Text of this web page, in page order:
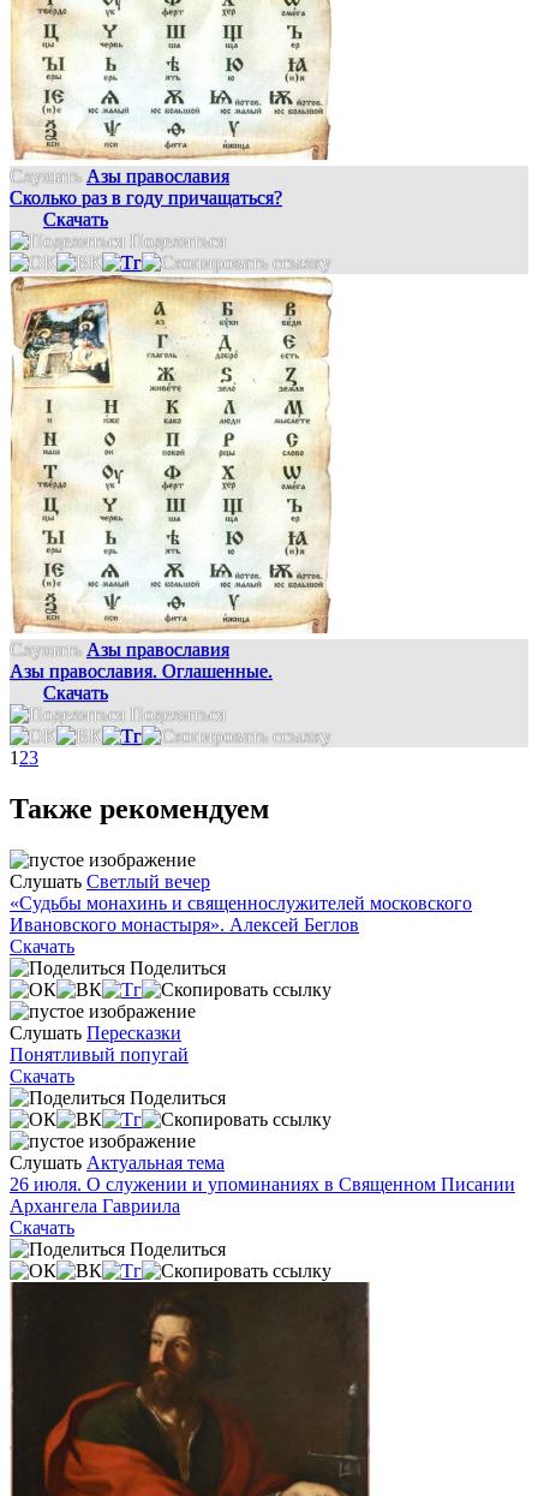
Слушать Азы православия
Сколько раз в году причащаться?
Скачать
Поделиться
Слушать Азы православия
Азы православия. Оглашенные.
Скачать
Поделиться
1 23
Также рекомендуем
Слушать Светлый вечер
«Судьбы монахинь и священнослужителей московского
Ивановского монастыря». Алексей Беглов
Скачать
Поделиться
Слушать Пересказки
Понятливый попугай
Скачать
Поделиться
Слушать Актуальная тема
26 июля. О служении и упоминаниях в Священном Писании
Архангела Гавриила
Скачать
Поделиться